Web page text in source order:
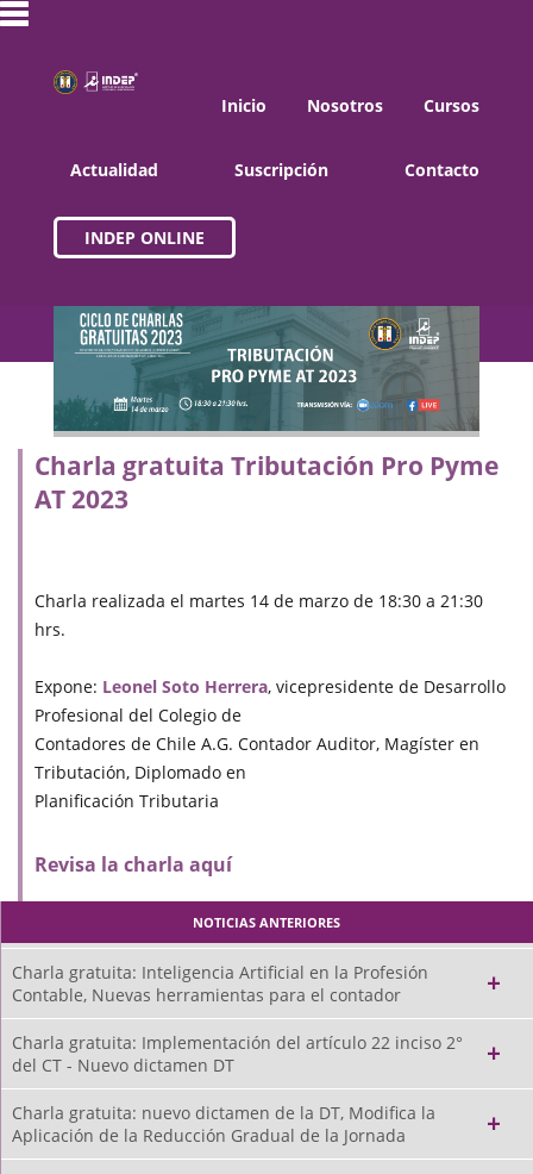
Inicio Nosotros Cursos
Actualidad Suscripción Contacto
INDEP ONLINE
Charla gratuita Tributación Pro Pyme
AT 2023
Charla realizada el martes 14 de marzo de 18:30 a 21:30
hrs.
Expone: Leonel Soto Herrera, vicepresidente de Desarrollo
Profesional del Colegio de
Contadores de Chile A.G. Contador Auditor, Magíster en
Tributación, Diplomado en
Planificación Tributaria
Revisa la charla aquí
NOTICIAS ANTERIORES
Charla gratuita: Inteligencia Artificial en la Profesión
Contable, Nuevas herramientas para el contador
Charla gratuita: Implementación del artículo 22 inciso 2°
del CT - Nuevo dictamen DT
Charla gratuita: nuevo dictamen de la DT, Modifica la
Aplicación de la Reducción Gradual de la Jornada